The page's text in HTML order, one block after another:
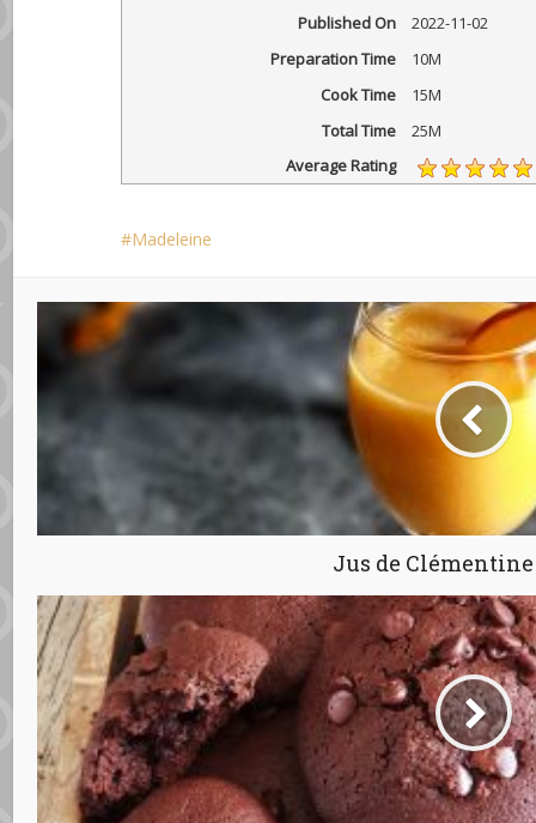
Published On
2022-11-02
Preparation Time
10M
Cook Time
15M
Total Time
25M
Average Rating
Madeleine
Jus de